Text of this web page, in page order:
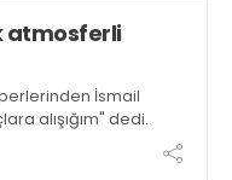
atmosferli
İsmail
alışığım" dedi.